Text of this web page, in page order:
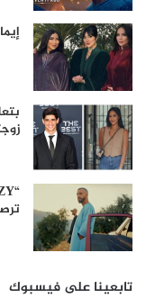
تابعينا على فيسبوك